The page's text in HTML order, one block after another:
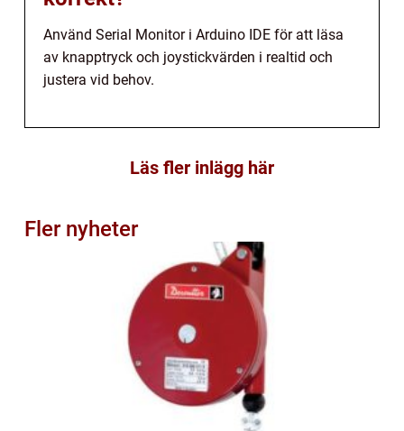
Använd Serial Monitor i Arduino IDE för att läsa
av knapptryck och joystickvärden i realtid och
justera vid behov.
Läs fler inlägg här
Fler nyheter